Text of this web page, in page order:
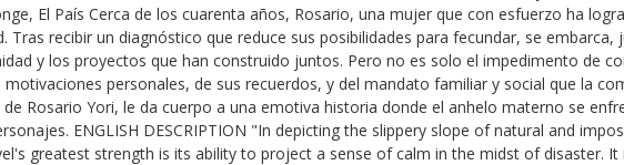
El País Cerca de los cuarenta años, Rosario, una mujer que con esfuerzo ha
recibir un diagnóstico que reduce sus posibilidades para fecundar, se embarca,
y los proyectos que han construido juntos. Pero no es solo el impedimento de
personales, de sus recuerdos, y del mandato familiar y social que la
Rosario Yori, le da cuerpo a una emotiva historia donde el anhelo materno se
ENGLISH DESCRIPTION "In depicting the slippery slope of natural and
greatest strength is its ability to project a sense of calm in the midst of disaster. It